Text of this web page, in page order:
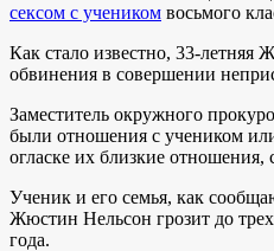
сексом с учеником восьмого
Как стало известно, 33-
обвинения в совершении
Заместитель окружного
были отношения с учеником
огласке их близкие
Ученик и его семья, как
Жюстин Нельсон грозит до
года.